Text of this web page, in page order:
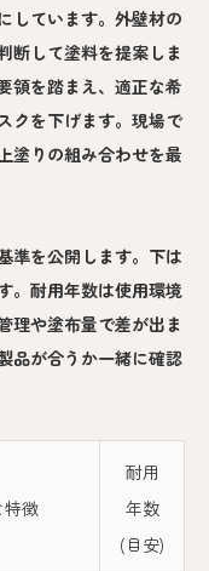
しています。外壁材の
断して塗料を提案しま
領を踏まえ、適正な希
クを下げます。現場で
塗りの組み合わせを最
準を公開します。下は
。耐用年数は使用環境
理や塗布量で差が出ま
品が合うか一緒に確認
特徴
耐用
年数
(目安)